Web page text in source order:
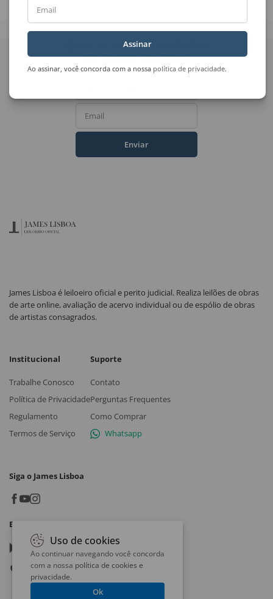
Email
Assinar
Ao assinar, você concorda com a nossa política de privacidade.
Quer receber novidades
do Leilão de Arte?
Email
Enviar
James Lisboa é leiloeiro oficial e perito judicial. Realiza leilões de obras
de arte online, avaliação de acervo individual ou de espólio de obras
de artistas consagrados.
Institucional
Trabalhe Conosco
Política de Privacidade
Regulamento
Termos de Serviço
Suporte
Contato
Perguntas Frequentes
Como Comprar
Whatsapp
Siga o James Lisboa
Baixe o App
Google play
App store
Uso de cookies
Ao continuar navegando você concorda
com a nossa política de cookies e
privacidade.
Ok